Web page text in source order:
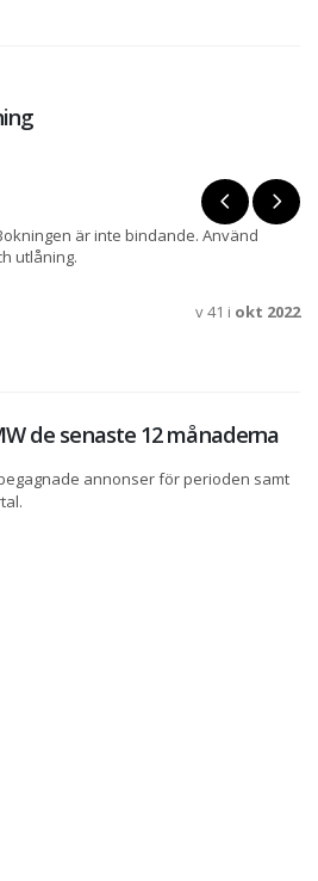
är inte bindande. Använd
utlåning.
v 41 i okt 2022
de senaste 12 månaderna
annonser för perioden samt